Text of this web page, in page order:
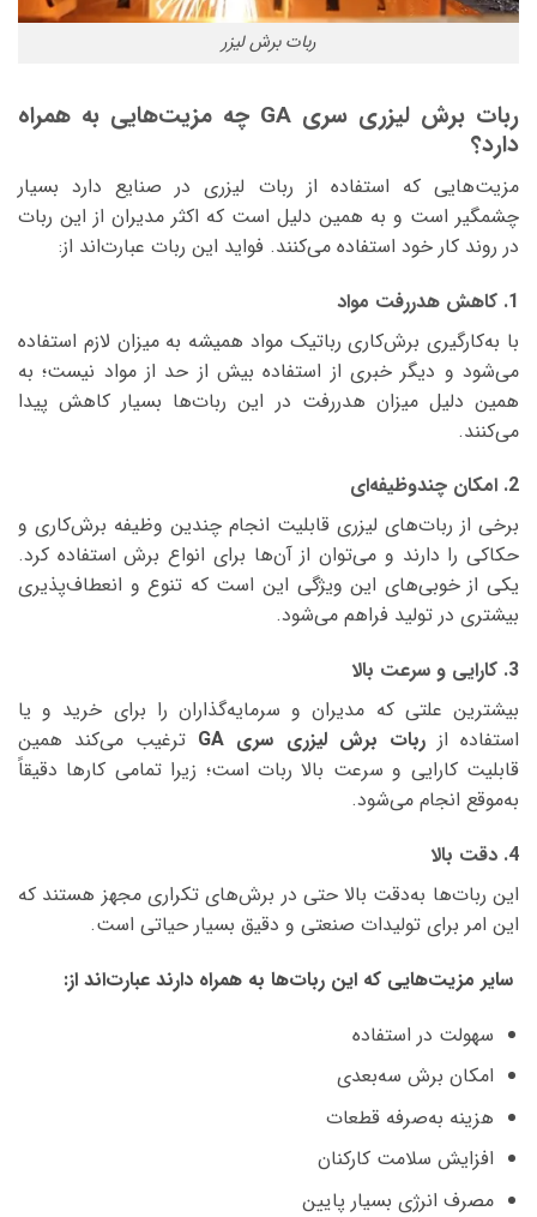
ربات برش لیزر
ربات برش لیزری سری GA چه مزیت‌هایی به همراه
دارد؟
مزیت‌هایی که استفاده از ربات لیزری در صنایع دارد بسیار
چشمگیر است و به همین دلیل است که اکثر مدیران از این ربات
در روند کار خود استفاده می‌کنند. فواید این ربات عبارت‌اند از:
1. کاهش هدررفت مواد
با به‌کارگیری برش‌کاری رباتیک مواد همیشه به میزان لازم استفاده
می‌شود و دیگر خبری از استفاده بیش از حد از مواد نیست؛ به
همین دلیل میزان هدررفت در این ربات‌ها بسیار کاهش پیدا
می‌کنند.
2. امکان چندوظیفه‌ای
برخی از ربات‌های لیزری قابلیت انجام چندین وظیفه برش‌کاری و
حکاکی را دارند و می‌توان از آن‌ها برای انواع برش استفاده کرد.
یکی از خوبی‌های این ویژگی این است که تنوع و انعطاف‌پذیری
بیشتری در تولید فراهم می‌شود.
3. کارایی و سرعت بالا
بیشترین علتی که مدیران و سرمایه‌گذاران را برای خرید و یا
استفاده ازربات برش لیزری سری GA
ترغیب می‌کند همین
قابلیت کارایی و سرعت بالا ربات است؛ زیرا تمامی کارها دقیقاً
به‌موقع انجام می‌شود.
4. دقت بالا
این ربات‌ها به‌دقت بالا حتی در برش‌های تکراری مجهز هستند که
این امر برای تولیدات صنعتی و دقیق بسیار حیاتی است.
سایر مزیت‌هایی که این ربات‌ها به همراه دارند عبارت‌اند از:
سهولت در استفاده
امکان برش سه‌بعدی
هزینه به‌صرفه قطعات
افزایش سلامت کارکنان
مصرف انرژی بسیار پایین